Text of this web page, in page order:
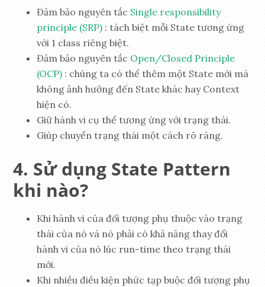
Đảm bảo nguyên tắc Single responsibility
principle (SRP) : tách biệt mỗi State tương ứng
với 1 class riêng biệt.
Đảm bảo nguyên tắc Open/Closed Principle
(OCP) : chúng ta có thể thêm một State mới mà
không ảnh hưởng đến State khác hay Context
hiện có.
Giữ hành vi cụ thể tương ứng với trạng thái.
Giúp chuyển trạng thái một cách rõ ràng.
Sử dụng State Pattern
khi nào?
Khi hành vi của đối tượng phụ thuộc vào trạng
thái của nó và nó phải có khả năng thay đổi
hành vi của nó lúc run-time theo trạng thái
mới.
Khi nhiều điều kiện phức tạp buộc đối tượng phụ